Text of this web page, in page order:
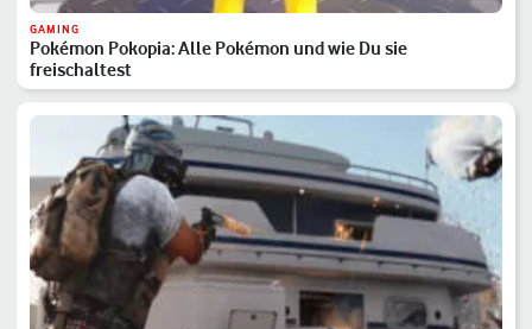
GAMING
Pokémon Pokopia: Alle Pokémon und wie Du sie
freischaltest